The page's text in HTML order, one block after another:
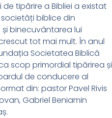
tipărire a Bibliei a existat
biblice din
binecuvântarea lui
tot mai mult. În anul
Societatea Biblică
scop primordial tipărirea și
de conducere al
din: pastor Pavel Rivis
Gabriel Beniamin